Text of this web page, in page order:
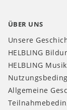
ÜBER UNS
Unsere
HELBLING
HELBLING Musik
Allgemeine